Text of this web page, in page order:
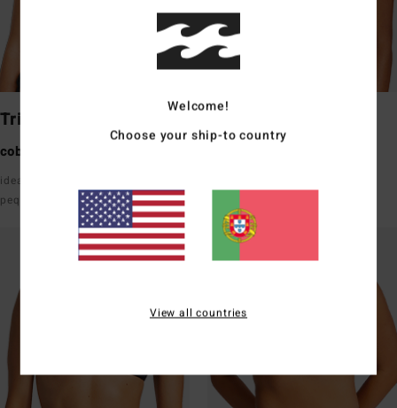
Triangle
cobertura média
ideal para um busto
pequeno/médio
Welcome!
Choose your ship-to country
View all countries